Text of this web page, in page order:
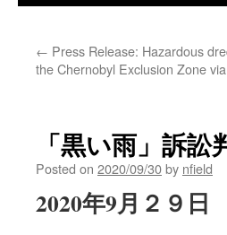
← Press Release: Hazardous
the Chernobyl Exclusion Zone
「黒い雨」訴
Posted on 2020/09/30by nfield
2020年9月２９日